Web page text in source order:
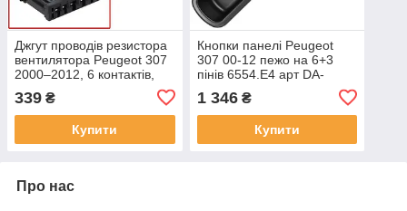
Джгут проводів резистора
вентилятора Peugeot 307
2000–2012, 6 контактів,
339 ₴
Купити
Кнопки панелі Peugeot
307 00-12 пежо на 6+3
пінів 6554.E4 арт DA-
1 346₴
Купити
Про нас